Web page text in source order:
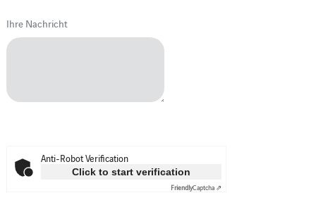
Ihre Nachricht
Anti-Robot Verification
Click to start verification
FriendlyCaptcha ⇗